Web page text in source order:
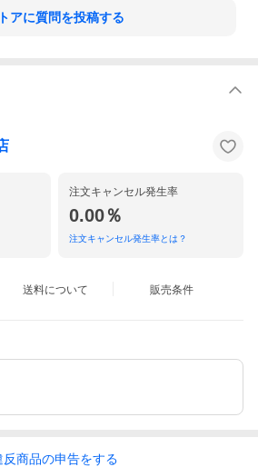
アに質問を投稿する
注文キャンセル発生率
0.00％
注文キャンセル発生率とは？
送料について 販売条件
反商品の申告をする